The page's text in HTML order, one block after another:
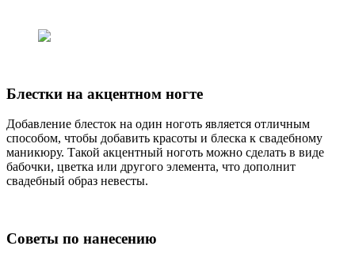
Блестки на акцентном ногтe
Добавление блесток на один ноготь является отличным
способом, чтобы добавить красоты и блеска к свадебному
маникюру. Такой акцентный ноготь можно сделать в виде
бабочки, цветка или другого элемента, что дополнит
свадебный образ невесты.
Советы по нанесению